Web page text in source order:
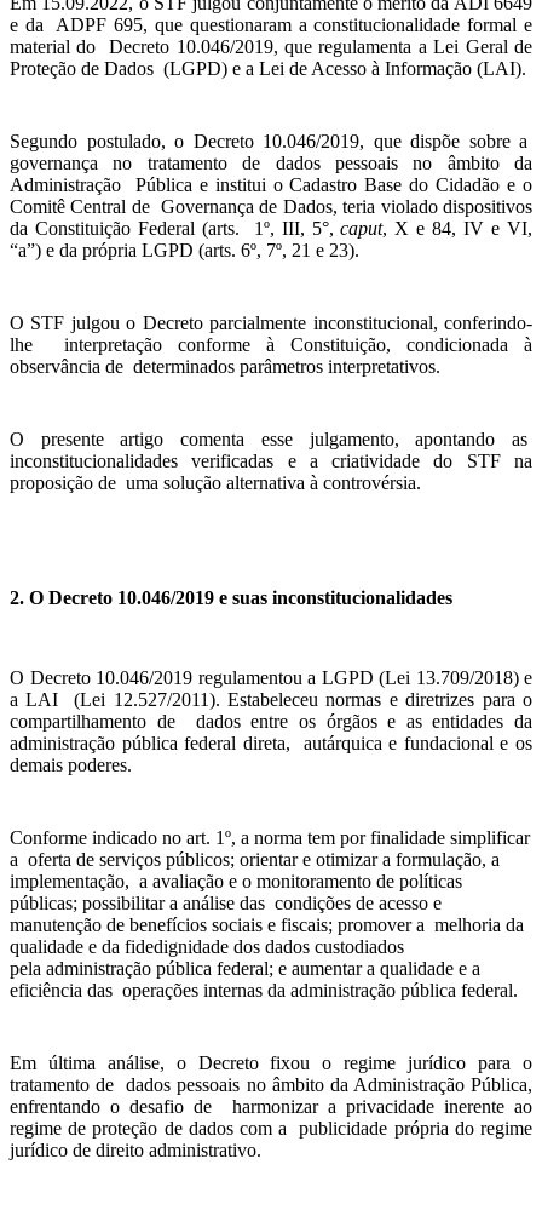
e da ADPF 695, que questionaram a constitucionalidade formal e
material do Decreto 10.046/2019, que regulamenta a Lei Geral de
Proteção de Dados (LGPD) e a Lei de Acesso à Informação (LAI).
Segundo postulado, o Decreto 10.046/2019, que dispõe sobre a
governança no tratamento de dados pessoais no âmbito da
Administração Pública e institui o Cadastro Base do Cidadão e o
Comitê Central de Governança de Dados, teria violado dispositivos
da Constituição Federal (arts. 1º, III, 5°,caput, X e 84, IV e VI,
“a”) e da própria LGPD (arts. 6º, 7º, 21 e 23).
O STF julgou o Decreto parcialmente inconstitucional, conferindo-
lhe interpretação conforme à Constituição, condicionada à
observância de determinados parâmetros interpretativos.
O presente artigo comenta esse julgamento, apontando as
inconstitucionalidades verificadas e a criatividade do STF na
proposição de uma solução alternativa à controvérsia.
2. O Decreto 10.046/2019 e suas inconstitucionalidades
O Decreto 10.046/2019 regulamentou a LGPD (Lei 13.709/2018) e
a LAI (Lei 12.527/2011). Estabeleceu normas e diretrizes para o
compartilhamento de dados entre os órgãos e as entidades da
administração pública federal direta, autárquica e fundacional e os
demais poderes.
Conforme indicado no art. 1º, a norma tem por finalidade simplificar
a oferta de serviços públicos; orientar e otimizar a formulação, a
implementação, a avaliação e o monitoramento de políticas
públicas; possibilitar a análise das condições de acesso e
manutenção de benefícios sociais e fiscais; promover a melhoria da
qualidade e da fidedignidade dos dados custodiados
pela administração pública federal; e aumentar a qualidade e a
eficiência das operações internas da administração pública federal.
Em última análise, o Decreto fixou o regime jurídico para o
tratamento de dados pessoais no âmbito da Administração Pública,
enfrentando o desafio de harmonizar a privacidade inerente ao
regime de proteção de dados com a publicidade própria do regime
jurídico de direito administrativo.